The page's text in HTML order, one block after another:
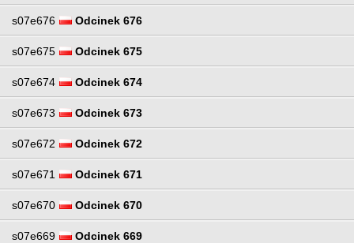
s07e676 Odcinek 676
s07e675 Odcinek 675
s07e674 Odcinek 674
s07e673 Odcinek 673
s07e672 Odcinek 672
s07e671 Odcinek 671
s07e670 Odcinek 670
s07e669 Odcinek 669